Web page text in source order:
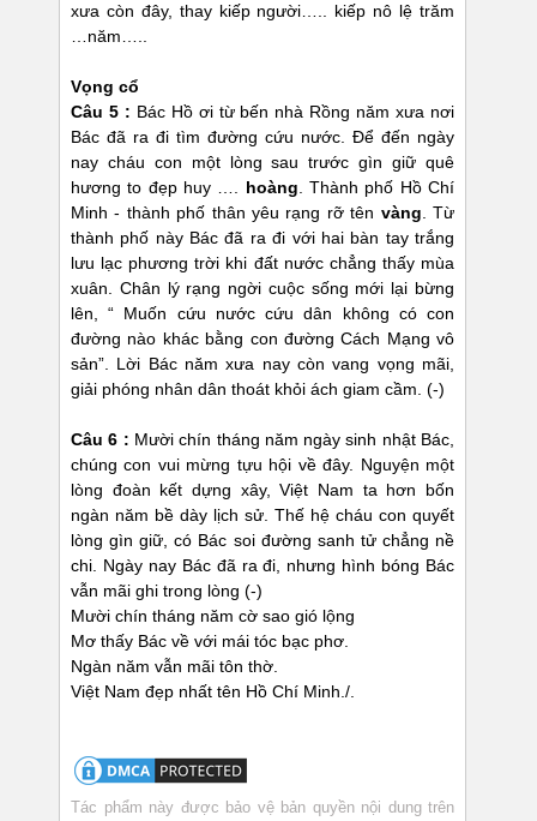
xưa còn đây, thay kiếp người….. kiếp nô lệ trăm
…năm…..
Vọng cổ
Câu 5 : Bác Hồ ơi từ bến nhà Rồng năm xưa nơi
Bác đã ra đi tìm đường cứu nước. Để đến ngày
nay cháu con một lòng sau trước gìn giữ quê
hương to đẹp huy …. hoàng. Thành phố Hồ Chí
Minh - thành phố thân yêu rạng rỡ tên vàng. Từ
thành phố này Bác đã ra đi với hai bàn tay trắng
lưu lạc phương trời khi đất nước chẳng thấy mùa
xuân. Chân lý rạng ngời cuộc sống mới lại bừng
lên, “ Muốn cứu nước cứu dân không có con
đường nào khác bằng con đường Cách Mạng vô
sản”. Lời Bác năm xưa nay còn vang vọng mãi,
giải phóng nhân dân thoát khỏi ách giam cầm. (-)
Câu 6 : Mười chín tháng năm ngày sinh nhật Bác,
chúng con vui mừng tựu hội về đây. Nguyện một
lòng đoàn kết dựng xây, Việt Nam ta hơn bốn
ngàn năm bề dày lịch sử. Thế hệ cháu con quyết
lòng gìn giữ, có Bác soi đường sanh tử chẳng nề
chi. Ngày nay Bác đã ra đi, nhưng hình bóng Bác
vẫn mãi ghi trong lòng (-)
Mười chín tháng năm cờ sao gió lộng
Mơ thấy Bác về với mái tóc bạc phơ.
Ngàn năm vẫn mãi tôn thờ.
Việt Nam đẹp nhất tên Hồ Chí Minh./.
Tác phẩm này được bảo vệ bản quyền nội dung trên